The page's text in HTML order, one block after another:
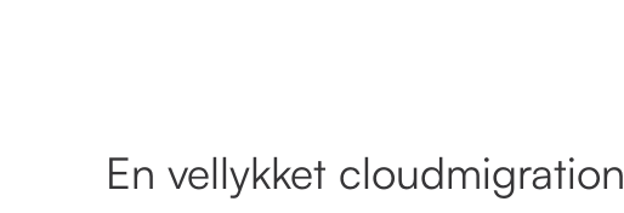
En vellykket cloudmigration